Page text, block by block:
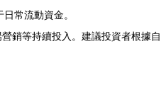
常流動資金。
銷等持續投入。建議投資者根據自